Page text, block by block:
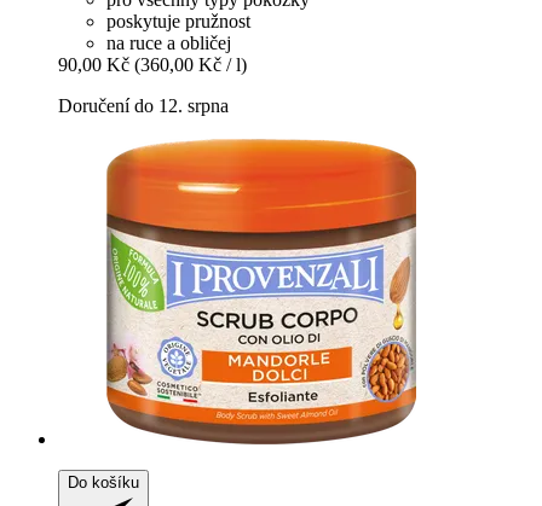
poskytuje pružnost
na ruce a obličej
90,00 Kč (360,00 Kč / l)
Doručení do 12. srpna
Do košíku